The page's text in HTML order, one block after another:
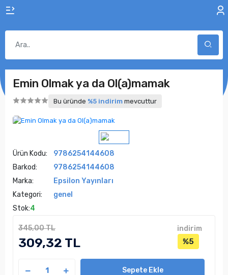
Emin Olmak ya da Ol(a)mamak
Bu üründe %5 indirim mevcuttur
Ürün Kodu:
9786254144608
Barkod:
9786254144608
Marka:
Epsilon Yayınları
Kategori:
genel
Stok:4
345,00 TL
309,32 TL
indirim
%5
Sepete Ekle